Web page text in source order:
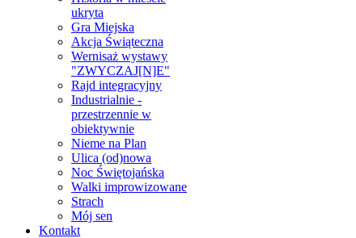
ukryta
Gra Miejska
Akcja Świąteczna
Wernisaż wystawy
"ZWYCZAJ[N]E"
Rajd integracyjny
Industrialnie -
przestrzennie w
obiektywnie
Nieme na Plan
Ulica (od)nowa
Noc Świętojańska
Walki improwizowane
Strach
Mój sen
Kontakt